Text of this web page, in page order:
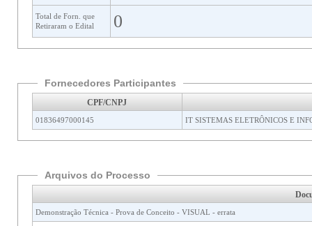
Total de Forn. que
Retiraram o Edital
0
Fornecedores Participantes
CPF/CNPJ
01836497000145 IT SISTEMAS ELETRÔNICOS E
Arquivos do Processo
Demonstração Técnica - Prova de Conceito - VISUAL - errata